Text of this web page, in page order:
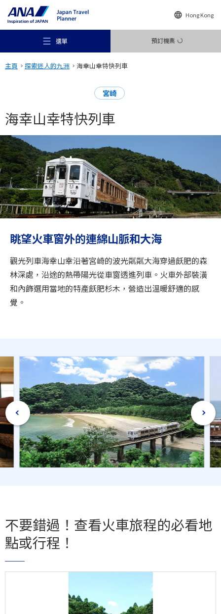
Hong Kong
選單 預訂機票
推薦地方
旅遊構想
目的地
ANA 服務
主頁 探索迷人的九洲 海幸山幸特快列車
宮崎
海幸山幸特快列車
眺望火車窗外的連綿山脈和大海
觀光列車海幸山幸沿著宮崎的波光粼粼大海穿過飫肥的森
林深處，沿途的熱帶陽光從車窗透進列車。火車外部裝潢
和內飾選用當地的特產飫肥杉木，營造出溫暖舒適的感
覺。
不要錯過！查看火車旅程的必看地
點或行程！